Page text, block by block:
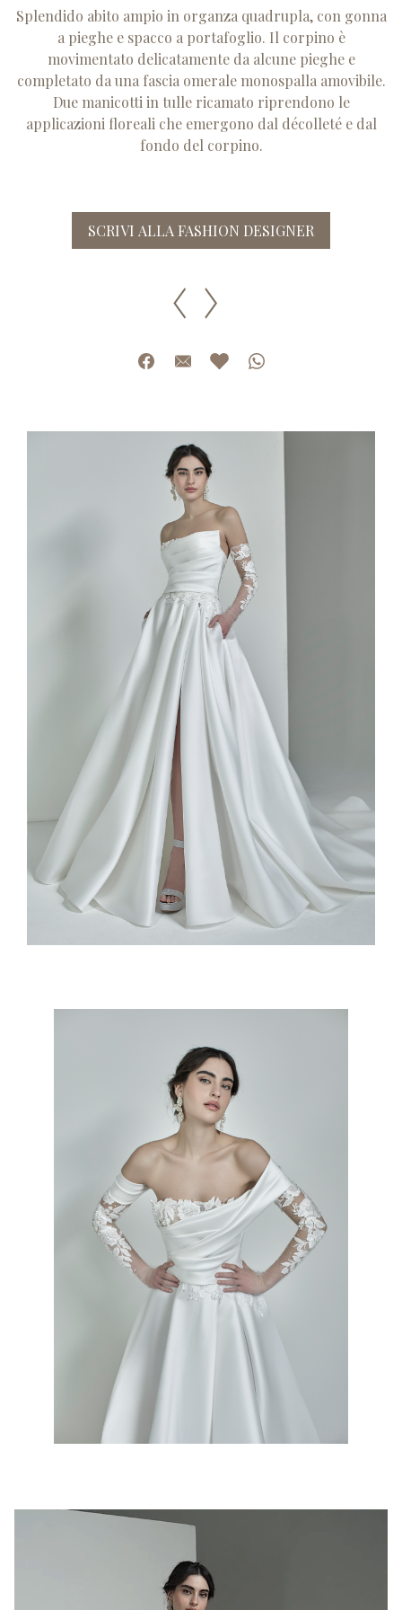
Splendido abito ampio in organza quadrupla, con gonna
a pieghe e spacco a portafoglio. Il corpino è
movimentato delicatamente da alcune pieghe e
completato da una fascia omerale monospalla amovibile.
Due manicotti in tulle ricamato riprendono le
applicazioni floreali che emergono dal décolleté e dal
fondo del corpino.
SCRIVI ALLA FASHION DESIGNER